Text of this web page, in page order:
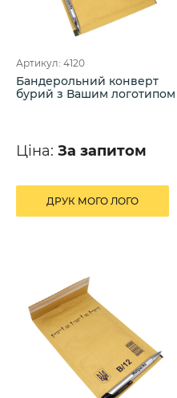
Артикул: 4120
Бандерольний конверт
бурий з Вашим логотипом
Ціна: За запитом
ДРУК МОГО ЛОГО